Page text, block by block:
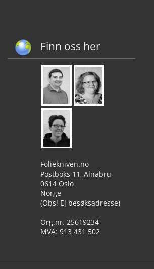
Finn oss her
Foliekniven.no
Postboks 11, Alnabru
0614 Oslo
Norge
(Obs! Ej besøksadresse)
Org.nr. 25619234
MVA: 913 431 502